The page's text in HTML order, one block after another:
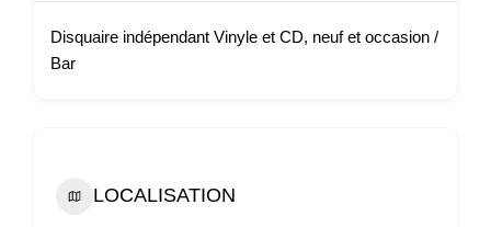
Disquaire indépendant Vinyle et CD, neuf et occasion /
Bar
LOCALISATION